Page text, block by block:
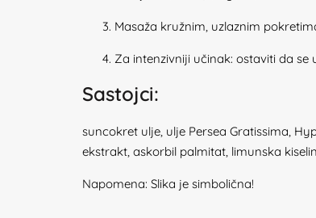
Masaža kružnim, uzlaznim
Za intenzivniji učinak: ostaviti da se
Sastojci:
suncokret ulje, ulje Persea Gratissima,
ekstrakt, askorbil palmitat, limunska
Napomena: Slika je simbolična!